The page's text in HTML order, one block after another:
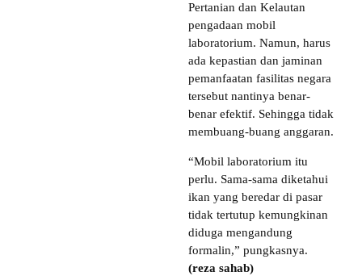
Pertanian dan Kelautan
pengadaan mobil
laboratorium. Namun, harus
ada kepastian dan jaminan
pemanfaatan fasilitas negara
tersebut nantinya benar-
benar efektif. Sehingga tidak
membuang-buang anggaran.
“Mobil laboratorium itu
perlu. Sama-sama diketahui
ikan yang beredar di pasar
tidak tertutup kemungkinan
diduga mengandung
formalin,” pungkasnya.
(reza sahab)